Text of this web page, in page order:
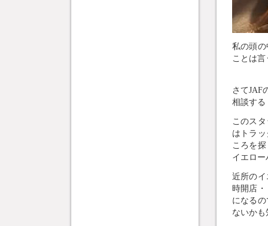
私の頭
ことは
さてJAF
相談する
このス
はトラ
ころを
イエロ
近所の
時開店
になる
ないか